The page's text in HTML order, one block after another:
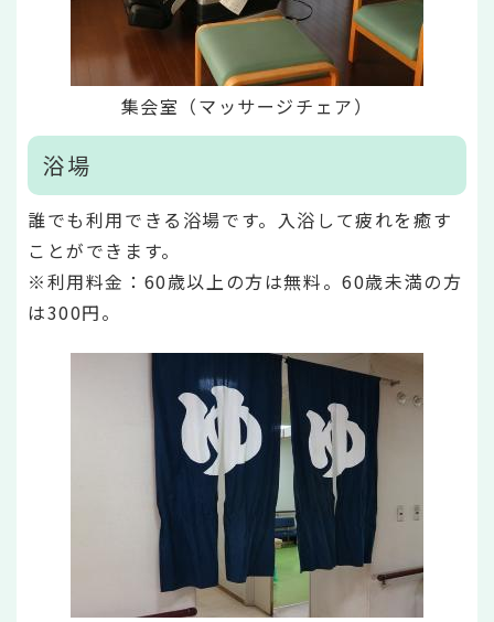
集会室（マッサージチェア）
浴場
誰でも利用できる浴場です。入浴して疲れを癒す
ことができます。
※利用料金：60歳以上の方は無料。60歳未満の方
は300円。